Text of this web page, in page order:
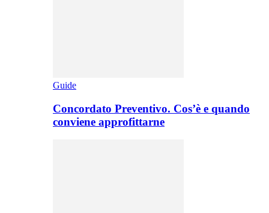
Guide
Concordato Preventivo. Cos’è e quando
conviene approfittarne